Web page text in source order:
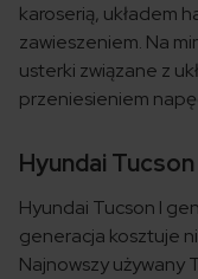
karoserią, układem
zawieszeniem. Na
usterki związane z
przeniesieniem
Hyundai
Hyundai Tucson I
generacja kosztuje
Najnowszy używany